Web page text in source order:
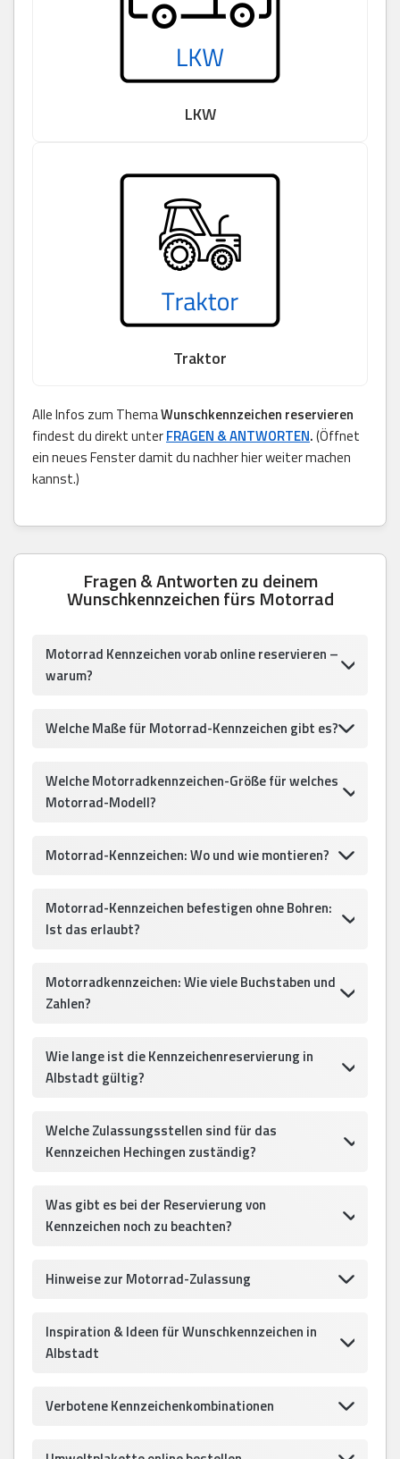
LKW
Traktor
Alle Infos zum ThemaWunschkennzeichen reservieren
findest du direkt unterFRAGEN & ANTWORTEN.(Öffnet
ein neues Fenster damit du nachher hier weiter machen
kannst.)
Fragen & Antworten zu deinem
Wunschkennzeichen fürs Motorrad
Motorrad Kennzeichen vorab online reservieren –
warum?
Welche Maße für Motorrad-Kennzeichen gibt es?
Welche Motorradkennzeichen-Größe für welches
Motorrad-Modell?
Motorrad-Kennzeichen: Wo und wie montieren?
Motorrad-Kennzeichen befestigen ohne Bohren:
Ist das erlaubt?
Motorradkennzeichen: Wie viele Buchstaben und
Zahlen?
Wie lange ist die Kennzeichenreservierung in
Albstadt gültig?
Welche Zulassungsstellen sind für das
Kennzeichen Hechingen zuständig?
Was gibt es bei der Reservierung von
Kennzeichen noch zu beachten?
Hinweise zur Motorrad-Zulassung
Inspiration & Ideen für Wunschkennzeichen in
Albstadt
Verbotene Kennzeichenkombinationen